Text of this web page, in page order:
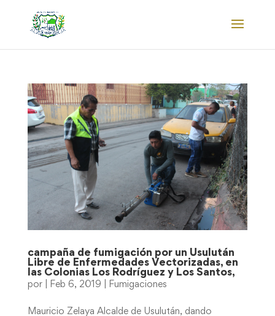
campaña de fumigación por un Usulután
Libre de Enfermedades Vectorizadas, en
las Colonias Los Rodríguez y Los Santos,
por Feb 6, 2019 Fumigaciones
Mauricio Zelaya Alcalde de Usulután, dando